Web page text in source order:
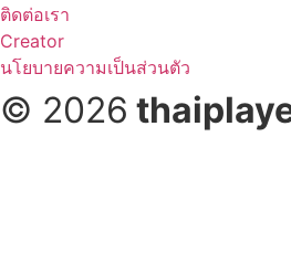
ติดต่อเรา
Creator
นโยบายความเป็นส่วนตัว
© 2026